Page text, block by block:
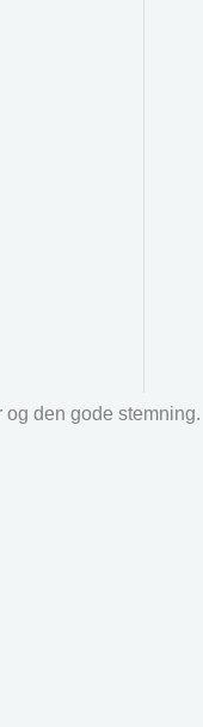
den gode stemning.